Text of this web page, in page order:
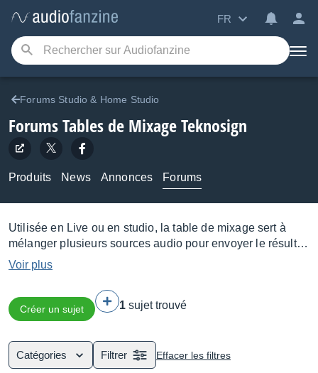
FR
Forums Studio & Home Studio
Forums Tables de Mixage Teknosign
Produits News Annonces Forums
Utilisée en Live ou en studio, la table de mixage sert à
mélanger plusieurs sources audio pour envoyer le résultat
vers un système de diffusion ou d'enregistrement.
Analogique ou numérique, la console s'organise en une
section Maître et plusieurs tranches, chaque tranche
correspondant à une source et comportant plusieurs
étages : entrée physique, réglages de volume,
insertion d'effet, etc.
Voir plus
Créer un sujet 1 sujet trouvé
Catégories Filtrer Effacer les filtres